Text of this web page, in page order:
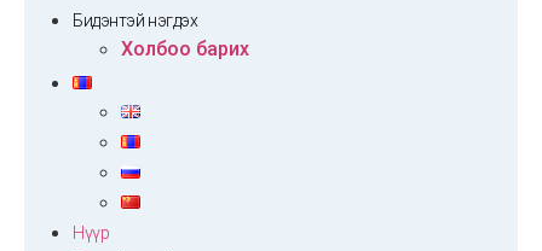
Бидэнтэй нэгдэх
Холбоо барих
Нүүр